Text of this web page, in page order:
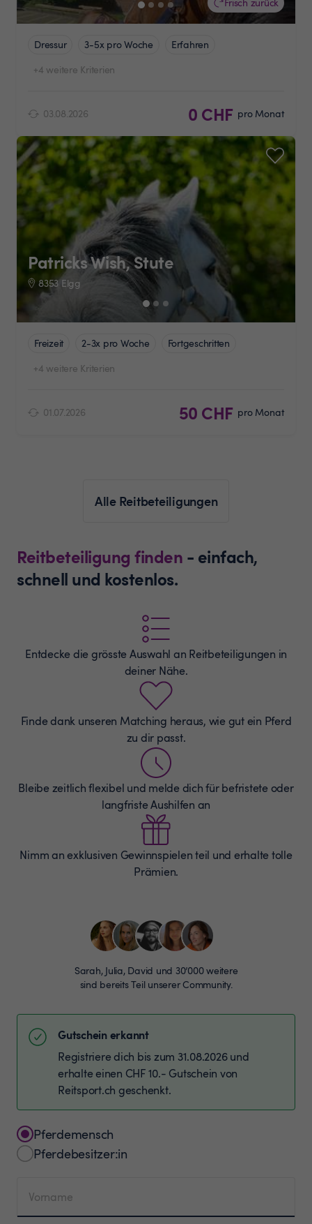
Dressur 3-5x pro Woche
Erfahren
+4 weitere Kriterien
03.08.2026 0 CHF pro Monat
Patricks Wish, Stute
8353 Elgg
Freizeit 2-3x pro Woche
Fortgeschritten
+4 weitere Kriterien
01.07.2026 50 CHF pro Monat
Alle Reitbeteiligungen
Reitbeteiligung finden - einfach,
schnell und kostenlos.
Entdecke die grösste Auswahl an Reitbeteiligungen in
deiner Nähe.
Finde dank unseren Matching heraus, wie gut ein Pferd
zu dir passt.
Bleibe zeitlich flexibel und melde dich für befristete oder
langfriste Aushilfen an
Nimm an exklusiven Gewinnspielen teil und erhalte tolle
Prämien.
Sarah, Julia, David und 30’000 weitere
sind bereits Teil unserer Community.
Gutschein erkannt
Registriere dich bis zum 31.08.2026 und
erhalte einen CHF 10.- Gutschein von
Reitsport.ch geschenkt.
Pferdemensch
Pferdebesitzer:in
Vorname